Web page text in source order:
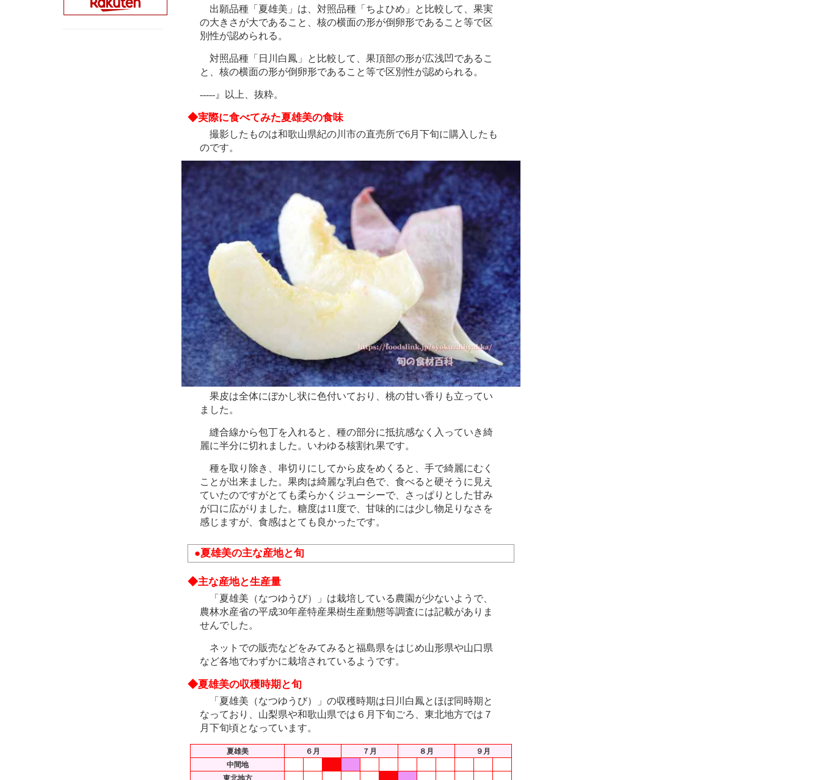
出願品種「夏雄美」は、対照品種「ちよひめ」と比較して、果実
の大きさが大であること、核の横面の形が倒卵形であること等で区
別性が認められる。
対照品種「日川白鳳」と比較して、果頂部の形が広浅凹であるこ
と、核の横面の形が倒卵形であること等で区別性が認められる。
-----』以上、抜粋。
◆実際に食べてみた夏雄美の食味
撮影したものは和歌山県紀の川市の直売所で6月下旬に購入したも
のです。
果皮は全体にぼかし状に色付いており、桃の甘い香りも立ってい
ました。
縫合線から包丁を入れると、種の部分に抵抗感なく入っていき綺
麗に半分に切れました。いわゆる核割れ果です。
種を取り除き、串切りにしてから皮をめくると、手で綺麗にむく
ことが出来ました。果肉は綺麗な乳白色で、食べると硬そうに見え
ていたのですがとても柔らかくジューシーで、さっぱりとした甘み
が口に広がりました。糖度は11度で、甘味的には少し物足りなさを
感じますが、食感はとても良かったです。
●夏雄美の主な産地と旬
◆主な産地と生産量
「夏雄美（なつゆうび）」は栽培している農園が少ないようで、
農林水産省の平成30年産特産果樹生産動態等調査には記載がありま
せんでした。
ネットでの販売などをみてみると福島県をはじめ山形県や山口県
など各地でわずかに栽培されているようです。
◆夏雄美の収穫時期と旬
「夏雄美（なつゆうび）」の収穫時期は日川白鳳とほぼ同時期と
なっており、山梨県や和歌山県では６月下旬ごろ、東北地方では７
月下旬頃となっています。
夏雄美 ６月 ７月 ８月
９月
中間地
東北地方